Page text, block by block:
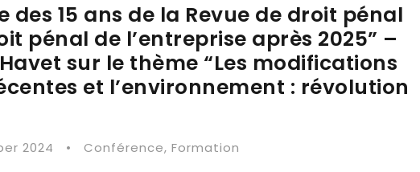
des 15 ans de la Revue de droit pénal
pénal de l’entreprise après 2025” –
sur le thème “Les modifications
et l’environnement : révolution
2024 • Conférence, Formation